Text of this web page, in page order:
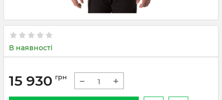
В наявності
15 930 грн − +